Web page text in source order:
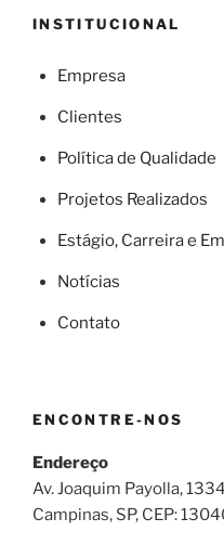
INSTITUCIONAL
Empresa
Clientes
Política de Qualidade
Projetos Realizados
Estágio, Carreira e
Notícias
Contato
ENCONTRE-NOS
Endereço
Av. Joaquim Payolla, 1334
Campinas, SP, CEP: